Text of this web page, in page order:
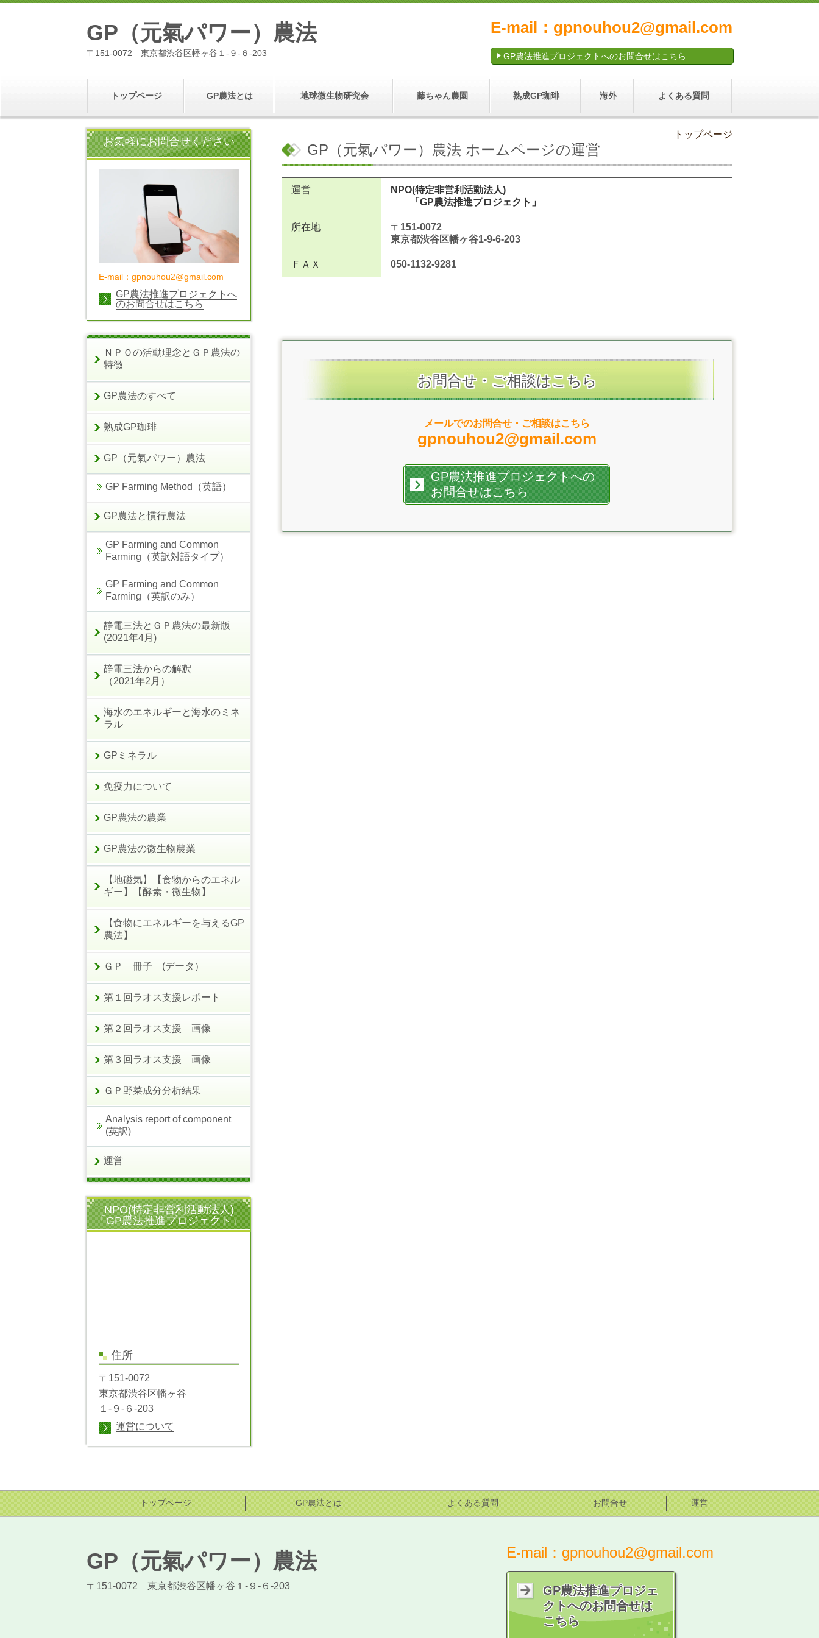
GP（元氣パワー）農法
〒151-0072 東京都渋谷区幡ヶ谷１-９-６-203
E-mail：gpnouhou2@gmail.com
GP農法推進プロジェクトへのお問合せはこちら
トップページ GP農法とは 地球微生物研究会 藤ちゃん農園 熟成GP珈琲 海外 よくある質問
トップページ
GP（元氣パワー）農法 ホームページの運営
運営
NPO(特定非営利活動法人)
「GP農法推進プロジェクト」
所在地 〒 151-0072
東京都渋谷区幡ヶ谷1-9-6-203
ＦＡＸ 050-1132-9281
お問合せ・ご相談はこちら
メールでのお問合せ・ご相談はこちら
gpnouhou2@gmail.com
GP農法推進プロジェクトへの
お問合せはこちら
お気軽にお問合せください
E-mail：gpnouhou2@gmail.com
GP農法推進プロジェクトへ
のお問合せはこちら
ＮＰＯの活動理念とＧＰ農法の
特徴
GP農法のすべて
熟成GP珈琲
GP（元氣パワー）農法
GP Farming Method（英語）
GP農法と慣行農法
GP Farming and Common
Farming（英訳対語タイプ）
GP Farming and Common
Farming（英訳のみ）
静電三法とＧＰ農法の最新版
(2021年4月)
静電三法からの解釈
（2021年2月）
海水のエネルギーと海水のミネ
ラル
GPミネラル
免疫力について
GP農法の農業
GP農法の微生物農業
【地磁気】【食物からのエネル
ギー】【酵素・微生物】
【食物にエネルギーを与えるGP
農法】
ＧＰ 冊子 (データ）
第１回ラオス支援レポート
第２回ラオス支援 画像
第３回ラオス支援 画像
ＧＰ野菜成分分析結果
Analysis report of component
(英訳)
運営
NPO(特定非営利活動法人)
「GP農法推進プロジェクト」
住所
〒151-0072
東京都渋谷区幡ヶ谷
１-９-６-203
運営について
トップページ GP農法とは よくある質問 お問合せ 運営
GP（元氣パワー）農法
〒151-0072 東京都渋谷区幡ヶ谷１-９-６-203
E-mail：gpnouhou2@gmail.com
GP農法推進プロジェ
クトへのお問合せは
こちら